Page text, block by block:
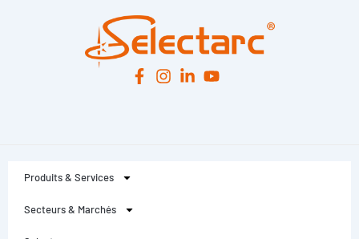
Produits & Services
Secteurs & Marchés